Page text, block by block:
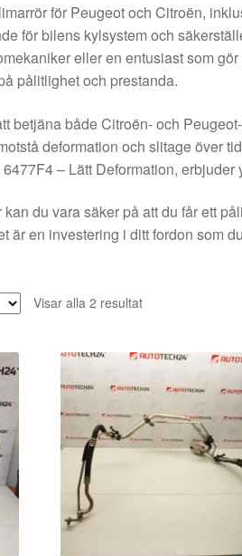
för Peugeot och Citroën,
för bilens kylsystem och
eller en entusiast som
pålitlighet och prestanda.
betjäna både Citroën- och
deformation och slitage över
– Lätt Deformation, erbjuder
du vara säker på att du får ett
är en investering i ditt fordon som
Visar alla 2 resultatSortera